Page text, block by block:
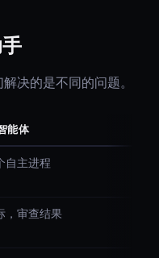
决的是不同的问题。
能体
自主进程
，审查结果